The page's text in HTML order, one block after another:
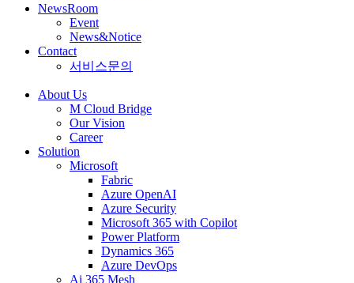
NewsRoom
Event
News&Notice
Contact
서비스문의
About Us
M Cloud Bridge
Our Vision
Career
Solution
Microsoft
Fabric
Azure OpenAI
Azure Security
Microsoft 365 with Copilot
Power Platform
Dynamics 365
Azure DevOps
Ai 365 Mesh